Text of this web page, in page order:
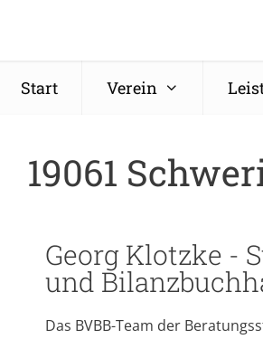
Start Verein
19061
Georg Klotzke -
und
Das BVBB-Team der